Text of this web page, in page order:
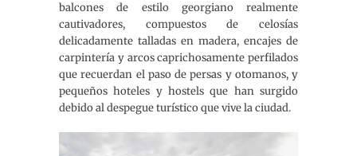
balcones de estilo georgiano realmente
cautivadores, compuestos de celosías
delicadamente talladas en madera, encajes de
carpintería y arcos caprichosamente perfilados
que recuerdan el paso de persas y otomanos, y
pequeños hoteles y hostels que han surgido
debido al despegue turístico que vive la ciudad.